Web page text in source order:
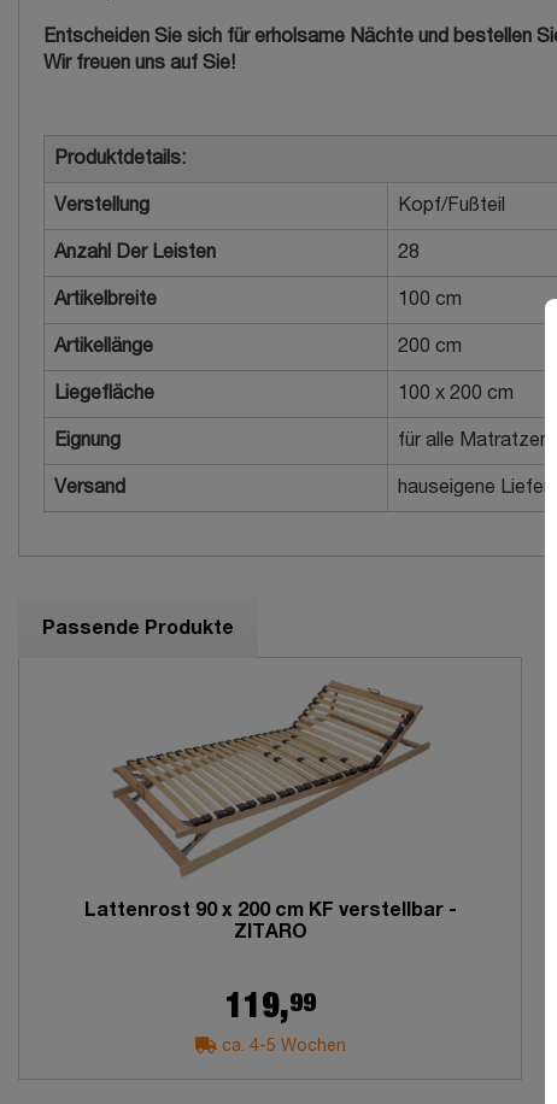
Entscheiden Sie sich für erholsame Nächte und bestellen
Wir freuen uns auf Sie!
Produktdetails:
Verstellung Kopf/Fußteil
Anzahl Der Leisten 28
Artikelbreite 100 cm
Artikellänge 200 cm
Liegefläche 100 x 200 cm
Eignung für alle
Versand hauseigene
Passende Produkte
Lattenrost 90 x 200 cm KF verstellbar -
ZITARO
119,99
ca. 4-5 Wochen